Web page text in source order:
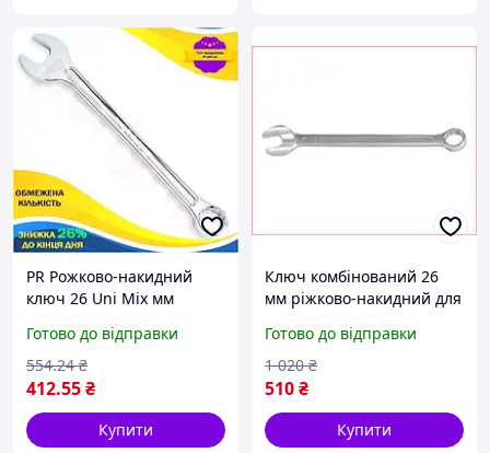
PR Рожково-накидний
ключ 26 Uni Mix мм
автомобіля та механіки
гайковий ключ Per33/R
Готово до відправки
412.55₴
554.24 ₴
Купити
Ключ комбінований 26
мм ріжково-накидний для
маневрений із
хромованим покриттям
Готово до відправки
510₴
1 020 ₴
Купити